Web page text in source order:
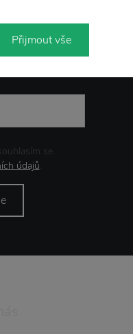
se
údajů.
Přijmout vše